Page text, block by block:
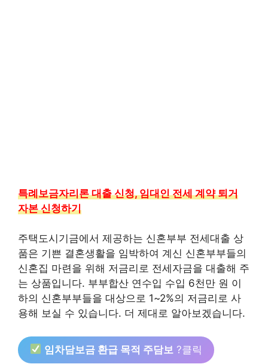
특례보금자리론 대출 신청, 임대인 전세 계약 퇴거
자본 신청하기
주택도시기금에서 제공하는 신혼부부 전세대출 상
품은 기쁜 결혼생활을 임박하여 계신 신혼부부들의
신혼집 마련을 위해 저금리로 전세자금을 대출해 주
는 상품입니다. 부부합산 연수입 수입 6천만 원 이
하의 신혼부부들을 대상으로 1~2%의 저금리로 사
용해 보실 수 있습니다. 더 제대로 알아보겠습니다.
임차담보금 환급 목적 주담보 ?클릭